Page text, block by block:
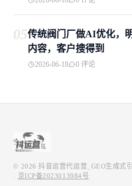
05传统阀门厂做AI优化，
内容，客户搜得到
2026-06-18 0 评论
© 2026抖音运营代运营_GEO生成式
京ICP备2023013984号